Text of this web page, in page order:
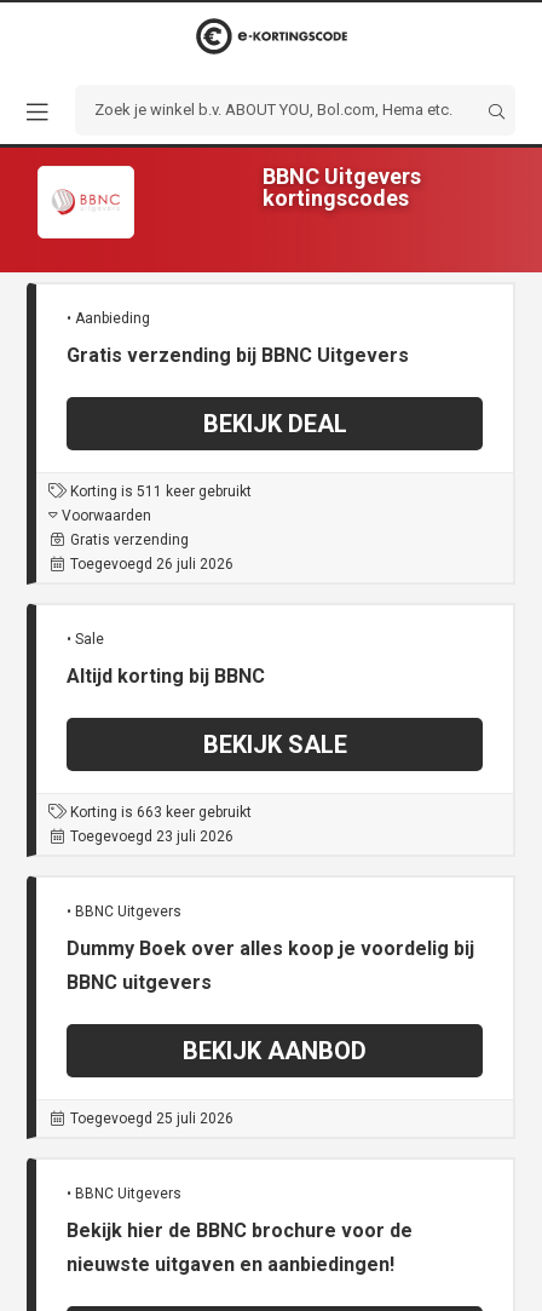
BBNC Uitgevers
kortingscodes
• Aanbieding
Gratis verzending bij BBNC Uitgevers
BEKIJK DEAL
Korting is 511 keer gebruikt
Voorwaarden
Gratis verzending
Toegevoegd 26 juli 2026
• Sale
Altijd korting bij BBNC
BEKIJK SALE
Korting is 663 keer gebruikt
Toegevoegd 23 juli 2026
• BBNC Uitgevers
Dummy Boek over alles koop je voordelig bij
BBNC uitgevers
BEKIJK AANBOD
Toegevoegd 25 juli 2026
• BBNC Uitgevers
Bekijk hier de BBNC brochure voor de
nieuwste uitgaven en aanbiedingen!